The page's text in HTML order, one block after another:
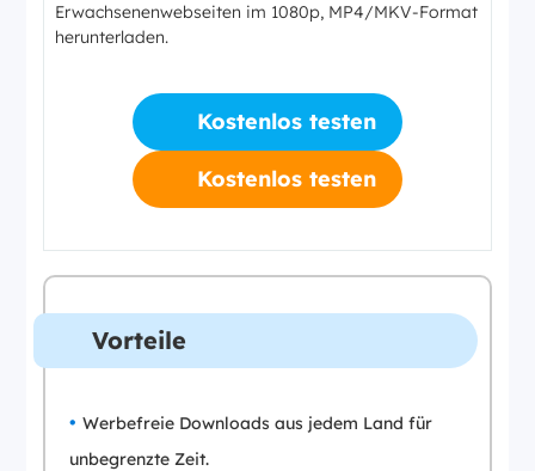
Erwachsenenwebseiten im 1080p, MP4/MKV-Format
herunterladen.
Kostenlos testen
Kostenlos testen
Vorteile
Werbefreie Downloads aus jedem Land für
unbegrenzte Zeit.